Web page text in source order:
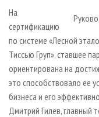
На
сертификацию
по системе «Лесной
Тиссью Груп», ставшее
ориентирована на
это способствовало ее
бизнеса и его
Дмитрий Гилев, главный